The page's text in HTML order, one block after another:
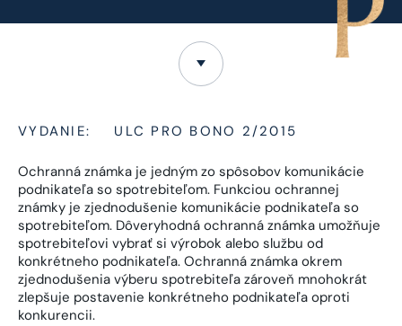
VYDANIE: ULC PRO BONO 2/2015
Ochranná známka je jedným zo spôsobov komunikácie
podnikateľa so spotrebiteľom. Funkciou ochrannej
známky je zjednodušenie komunikácie podnikateľa so
spotrebiteľom. Dôveryhodná ochranná známka umožňuje
spotrebiteľovi vybrať si výrobok alebo službu od
konkrétneho podnikateľa. Ochranná známka okrem
zjednodušenia výberu spotrebiteľa zároveň mnohokrát
zlepšuje postavenie konkrétneho podnikateľa oproti
konkurencii.